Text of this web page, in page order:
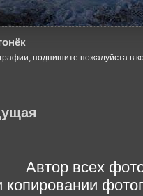
подпишите пожалуйста в
Автор всех
копировании